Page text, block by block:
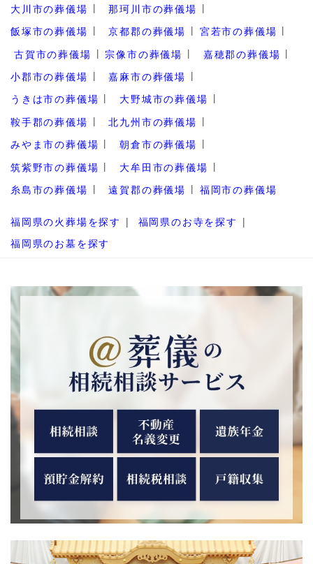
大川市の葬儀場
那珂川市の葬儀場
飯塚市の葬儀場
京都郡の葬儀場
宮若市の葬儀場
古賀市の葬儀場
宗像市の葬儀場
嘉穂郡の葬儀場
小郡市の葬儀場
嘉麻市の葬儀場
うきは市の葬儀場
大野城市の葬儀場
鞍手郡の葬儀場
北九州市の葬儀場
みやま市の葬儀場
朝倉市の葬儀場
筑紫野市の葬儀場
大牟田市の葬儀場
糸島市の葬儀場
遠賀郡の葬儀場 福岡市の葬儀場
福岡県の火葬場を探す
福岡県のお寺を探す
福岡県のお墓を探す